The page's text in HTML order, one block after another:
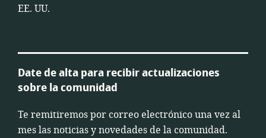
EE. UU.
Date de alta para recibir actualizaciones
sobre la comunidad
Te remitiremos por correo electrónico una vez al
mes las noticias y novedades de la comunidad.